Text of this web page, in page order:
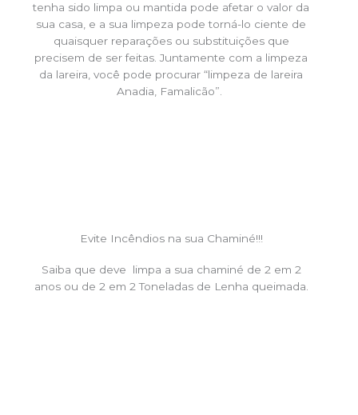
tenha sido limpa ou mantida pode afetar o valor da
sua casa, e a sua limpeza pode torná-lo ciente de
quaisquer reparações ou substituições que
precisem de ser feitas. Juntamente com a limpeza
da lareira, você pode procurar “limpeza de lareira
Anadia, Famalicão”.
Evite Incêndios na sua Chaminé!!!
Saiba que deve limpa a sua chaminé de 2 em 2
anos ou de 2 em 2 Toneladas de Lenha queimada.